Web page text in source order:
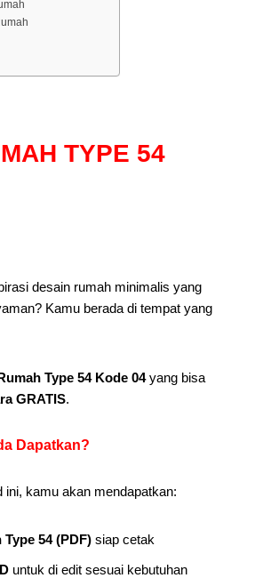
TYPE 54
desain rumah minimalis yang
Kamu berada di tempat yang
Type 54 Kode 04yang bisa
GRATIS.
Dapatkan?
ini, kamu akan mendapatkan:
54 (PDF) siap cetak
untuk di edit sesuai kebutuhan